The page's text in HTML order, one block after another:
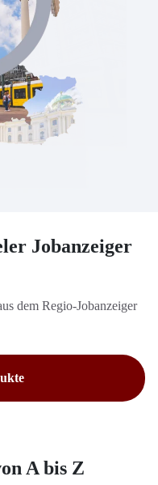
Jobanzeiger
dem Regio-Jobanzeiger
A bis Z